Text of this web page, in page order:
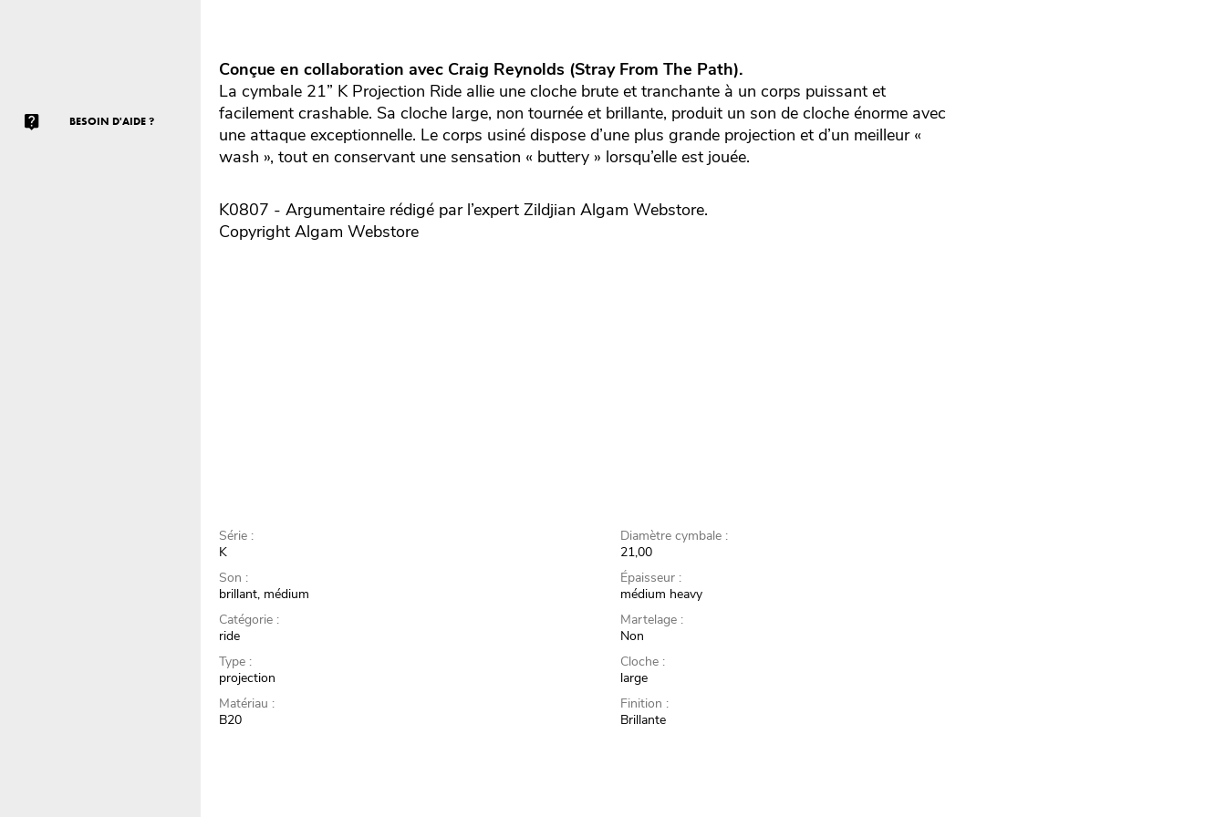
BESOIN D'AIDE ?
Conçue en collaboration avec Craig Reynolds (Stray From The Path).
La cymbale 21” K Projection Ride allie une cloche brute et tranchante à un corps puissant et
facilement crashable. Sa cloche large, non tournée et brillante, produit un son de cloche énorme avec
une attaque exceptionnelle. Le corps usiné dispose d’une plus grande projection et d’un meilleur «
wash », tout en conservant une sensation « buttery » lorsqu’elle est jouée.
K0807 - Argumentaire rédigé par l’expertZildjian Algam Webstore.
Copyright Algam Webstore
Série :
K
Son :
brillant, médium
Catégorie :
ride
Type :
projection
Matériau :
B20
Diamètre cymbale :
21,00
Épaisseur :
médium heavy
Martelage :
Non
Cloche :
large
Finition :
Brillante